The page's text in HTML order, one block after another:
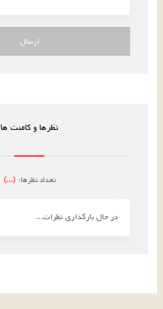
ارسال
نظرها و کامنت ها
تعداد نظرها: (
...
)
در حال بارگذاری نظرات...